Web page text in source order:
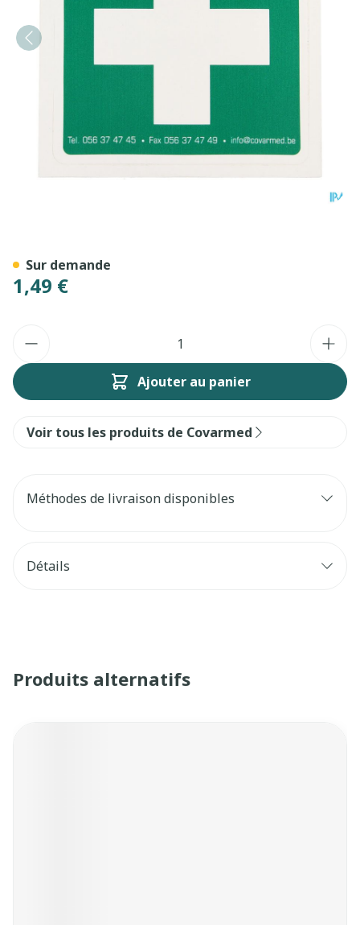
1,49 €
Ajouter au panier
Sur demande
Voir tous les produits de Covarmed
Méthodes de livraison disponibles
Détails
Produits alternatifs